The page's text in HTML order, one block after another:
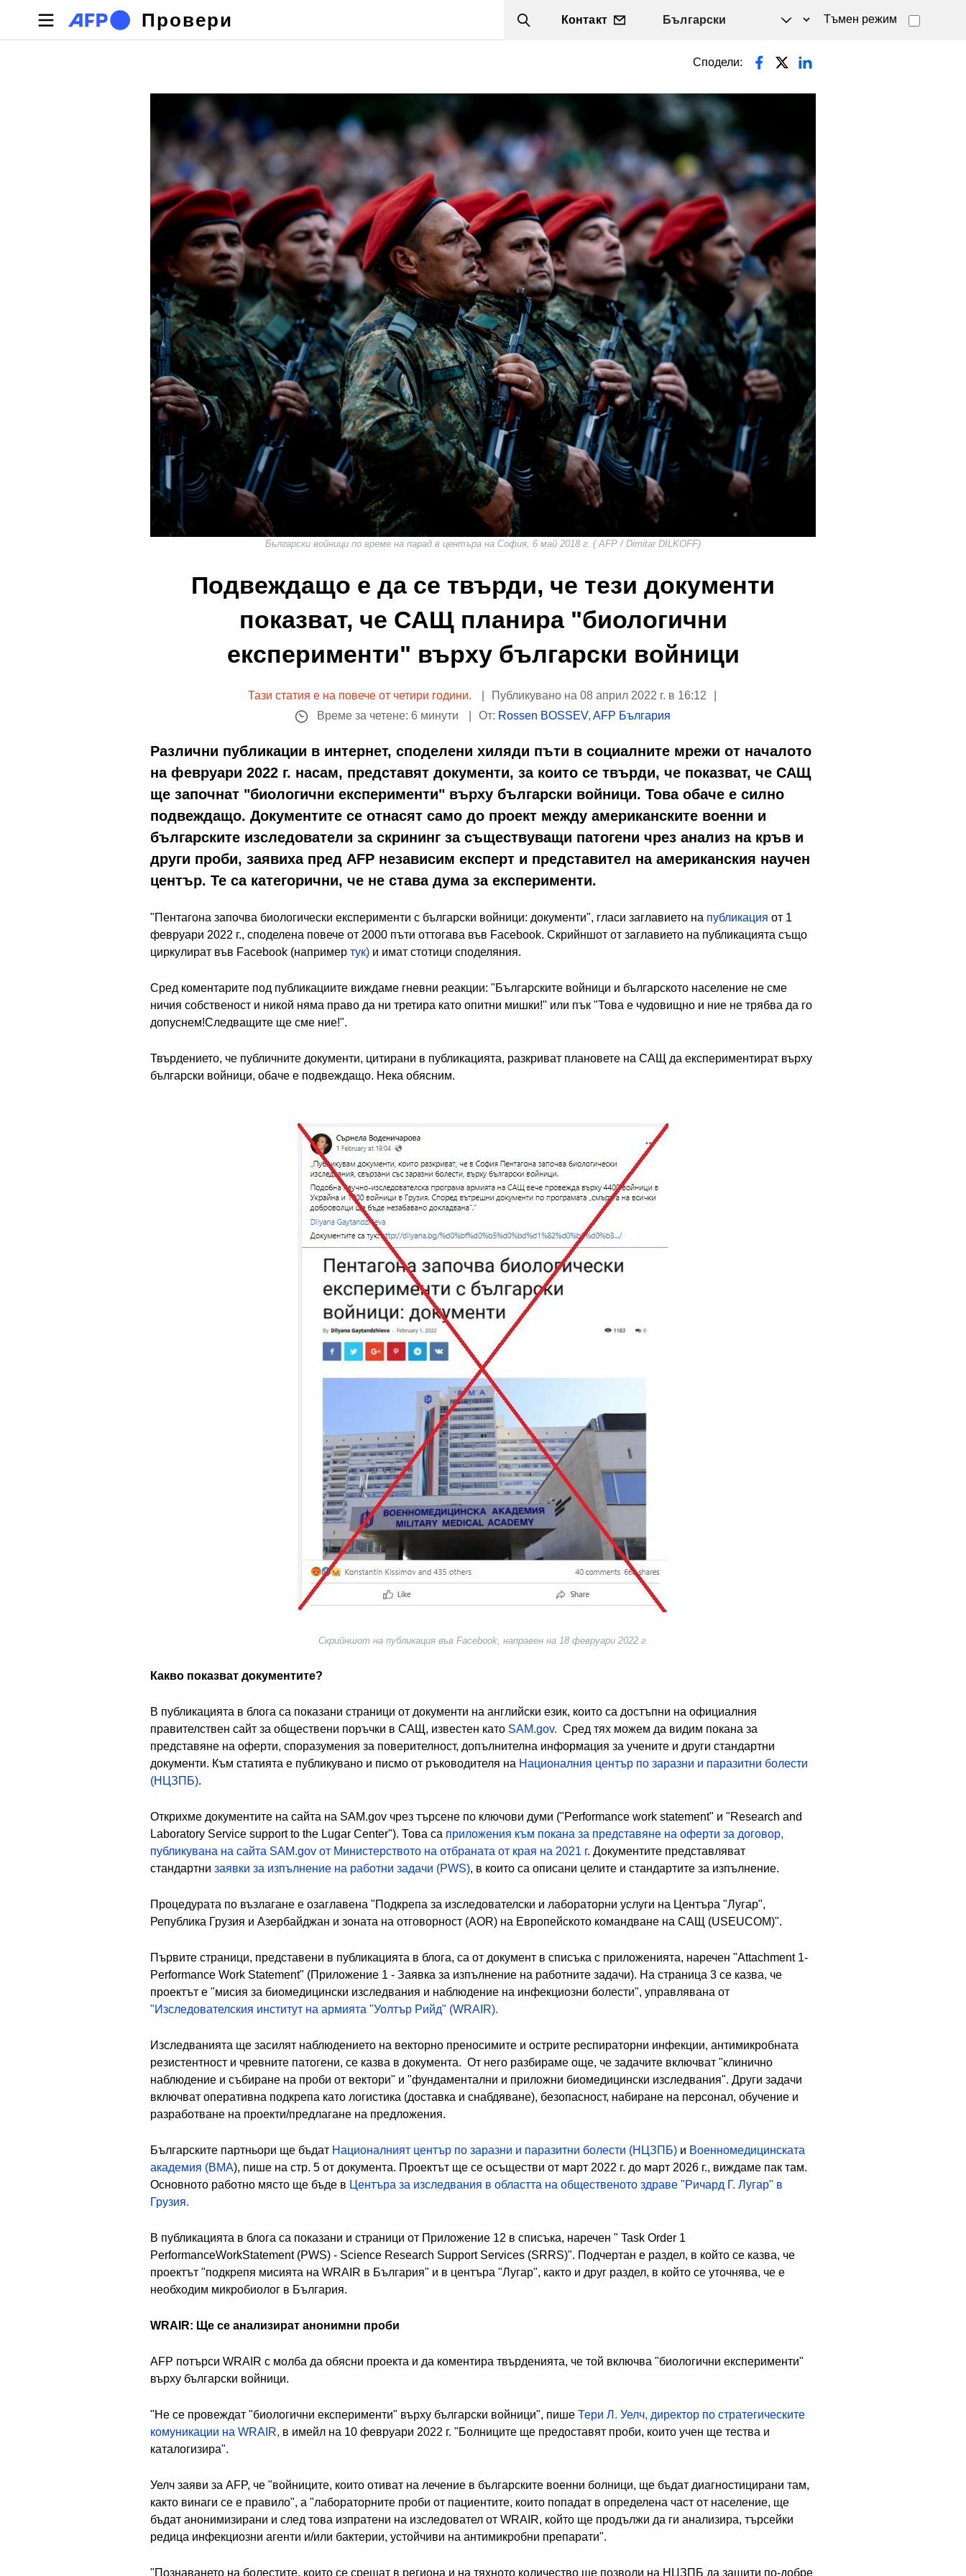
Премини към основното съдържание
Провери Search
Контакт Тъмен режим
Primary tabs
Сподели:
Български войници по време на парад в центъра на София, 6 май 2018 г. ( AFP / Dimitar DILKOFF)
Подвеждащо е да се твърди, че тези документи
показват, че САЩ планира "биологични
експерименти" върху български войници
Тази статия е на повече от четири години.
Публикувано на 08 април 2022 г. в 16:12
Време за четене: 6 минути
От: Rossen BOSSEV,AFP България
Различни публикации в интернет, споделени хиляди пъти в социалните мрежи от началото
на февруари 2022 г. насам, представят документи, за които се твърди, че показват, че САЩ
ще започнат "биологични експерименти" върху български войници. Това обаче е силно
подвеждащо. Документите се отнасят само до проект между американските военни и
българските изследователи за скрининг за съществуващи патогени чрез анализ на кръв и
други проби, заявиха пред AFP независим експерт и представител на американския научен
център. Те са категорични, че не става дума за експерименти.
"Пентагона започва биологически експерименти с български войници: документи", гласи заглавието на публикация от 1
февруари 2022 г., споделена повече от 2000 пъти оттогава във Facebook. Скрийншот от заглавието на публикацията също
циркулират във Facebook (например тук) и имат стотици споделяния.
Сред коментарите под публикациите виждаме гневни реакции: "Българските войници и българското население не сме
ничия собственост и никой няма право да ни третира като опитни мишки!" или пък "Това е чудовищно и ние не трябва да го
допуснем!Следващите ще сме ние!".
Твърдението, че публичните документи, цитирани в публикацията, разкриват плановете на САЩ да експериментират върху
български войници, обаче е подвеждащо. Нека обясним.
Скрийншот на публикация във Facebook, направен на 18 февруари 2022 г.
Какво показват документите?
В публикацията в блога са показани страници от документи на английски език, които са достъпни на официалния
правителствен сайт за обществени поръчки в САЩ, известен като SAM.gov. Сред тях можем да видим покана за
представяне на оферти, споразумения за поверителност, допълнителна информация за учените и други стандартни
документи. Към статията е публикувано и писмо от ръководителя на Националния център по заразни и паразитни болести
(НЦЗПБ).
Открихме документите на сайта на SAM.gov чрез търсене по ключови думи ("Performance work statement" и "Research and
Laboratory Service support to the Lugar Center"). Това са приложения към покана за представяне на оферти за договор,
публикувана на сайта SAM.gov от Министерството на отбраната от края на 2021 г. Документите представляват
стандартни заявки за изпълнение на работни задачи (PWS), в които са описани целите и стандартите за изпълнение.
Процедурата по възлагане е озаглавена "Подкрепа за изследователски и лабораторни услуги на Центъра "Лугар",
Република Грузия и Азербайджан и зоната на отговорност (AOR) на Европейското командване на САЩ (USEUCOM)".
Първите страници, представени в публикацията в блога, са от документ в списъка с приложенията, наречен "Attachment 1-
Performance Work Statement" (Приложение 1 - Заявка за изпълнение на работните задачи). На страница 3 се казва, че
проектът е "мисия за биомедицински изследвания и наблюдение на инфекциозни болести", управлявана от
"Изследователския институт на армията "Уолтър Рийд" (WRAIR).
Изследванията ще засилят наблюдението на векторно преносимите и острите респираторни инфекции, антимикробната
резистентност и чревните патогени, се казва в документа. От него разбираме още, че задачите включват "клинично
наблюдение и събиране на проби от вектори" и "фундаментални и приложни биомедицински изследвания". Други задачи
включват оперативна подкрепа като логистика (доставка и снабдяване), безопасност, набиране на персонал, обучение и
разработване на проекти/предлагане на предложения.
Българските партньори ще бъдат Националният център по заразни и паразитни болести (НЦЗПБ) и Военномедицинската
академия (ВМА), пише на стр. 5 от документа. Проектът ще се осъществи от март 2022 г. до март 2026 г., виждаме пак там.
Основното работно място ще бъде в Центъра за изследвания в областта на общественото здраве "Ричард Г. Лугар" в
Грузия.
В публикацията в блога са показани и страници от Приложение 12 в списъка, наречен " Task Order 1
PerformanceWorkStatement (PWS) - Science Research Support Services (SRRS)". Подчертан е раздел, в който се казва, че
проектът "подкрепя мисията на WRAIR в България" и в центъра "Лугар", както и друг раздел, в който се уточнява, че е
необходим микробиолог в България.
WRAIR: Ще се анализират анонимни проби
AFP потърси WRAIR с молба да обясни проекта и да коментира твърденията, че той включва "биологични експерименти"
върху български войници.
"Не се провеждат "биологични експерименти" върху български войници", пише Тери Л. Уелч, директор по стратегическите
комуникации на WRAIR, в имейл на 10 февруари 2022 г. "Болниците ще предоставят проби, които учен ще тества и
каталогизира".
Уелч заяви за AFP, че "войниците, които отиват на лечение в българските военни болници, ще бъдат диагностицирани там,
както винаги се е правило", а "лабораторните проби от пациентите, които попадат в определена част от население, ще
бъдат анонимизирани и след това изпратени на изследовател от WRAIR, който ще продължи да ги анализира, търсейки
редица инфекциозни агенти и/или бактерии, устойчиви на антимикробни препарати".
"Познаването на болестите, които се срещат в региона и на тяхното количество ще позволи на НЦЗПБ да защити по-добре